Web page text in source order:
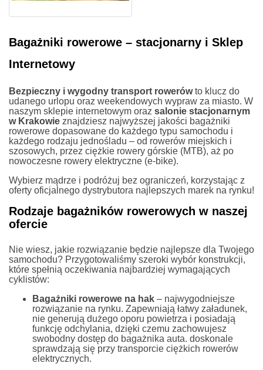
Bagażniki rowerowe – stacjonarny i Sklep
Internetowy
Bezpieczny i wygodny transport rowerówto klucz do
udanego urlopu oraz weekendowych wypraw za miasto. W
naszym sklepie internetowym oraz salonie stacjonarnym
w Krakowie znajdziesz najwyższej jakości bagażniki
rowerowe dopasowane do każdego typu samochodu i
każdego rodzaju jednośladu – od rowerów miejskich i
szosowych, przez ciężkie rowery górskie (MTB), aż po
nowoczesne rowery elektryczne (e-bike).
Wybierz mądrze i podróżuj bez ograniczeń, korzystając z
oferty oficjalnego dystrybutora najlepszych marek na rynku!
Rodzaje bagażników rowerowych w naszej
ofercie
Nie wiesz, jakie rozwiązanie będzie najlepsze dla Twojego
samochodu? Przygotowaliśmy szeroki wybór konstrukcji,
które spełnią oczekiwania najbardziej wymagających
cyklistów:
Bagażniki rowerowe na hak – najwygodniejsze
rozwiązanie na rynku. Zapewniają łatwy załadunek,
nie generują dużego oporu powietrza i posiadają
funkcję odchylania, dzięki czemu zachowujesz
swobodny dostęp do bagażnika auta. doskonale
sprawdzają się przy transporcie ciężkich rowerów
elektrycznych.